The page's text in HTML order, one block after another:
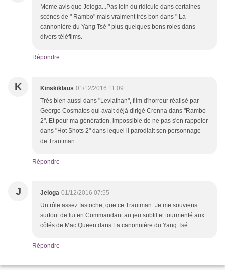
Meme avis que Jeloga...Pas loin du ridicule dans certaines
scènes de " Rambo" mais vraiment très bon dans " La
cannonière du Yang Tsé " plus quelques bons roles dans
divers téléfilms.
Répondre
K Kinskiklaus 01/12/2016 11:09
Très bien aussi dans "Leviathan", film d'horreur réalisé par
George Cosmatos qui avait déjà dirigé Crenna dans "Rambo
2". Et pour ma génération, impossible de ne pas s'en rappeler
dans "Hot Shots 2" dans lequel il parodiait son personnage
de Trautman.
Répondre
J Jeloga 01/12/2016 07:55
Un rôle assez fastoche, que ce Trautman. Je me souviens
surtout de lui en Commandant au jeu subtil et tourmenté aux
côtés de Mac Queen dans La canonnière du Yang Tsé.
Répondre